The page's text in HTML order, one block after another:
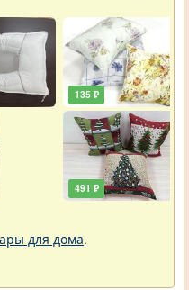
135 ₽
491 ₽
для дома.